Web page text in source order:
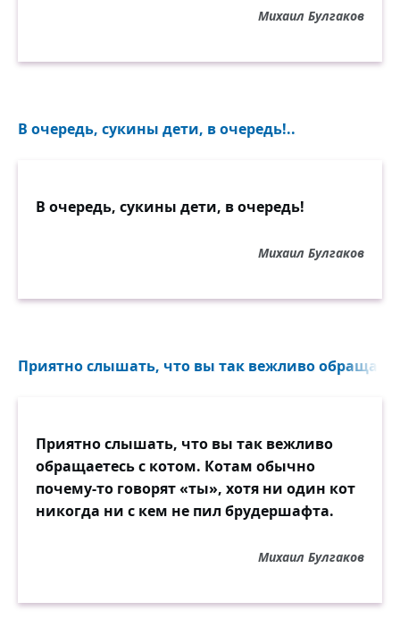
Михаил Булгаков
В очередь, сукины дети, в очередь!..
В очередь, сукины дети, в очередь!
Михаил Булгаков
Приятно слышать, что вы так вежливо
Приятно слышать, что вы так вежливо
обращаетесь с котом. Котам обычно
почему-то говорят «ты», хотя ни один кот
никогда ни с кем не пил брудершафта.
Михаил Булгаков